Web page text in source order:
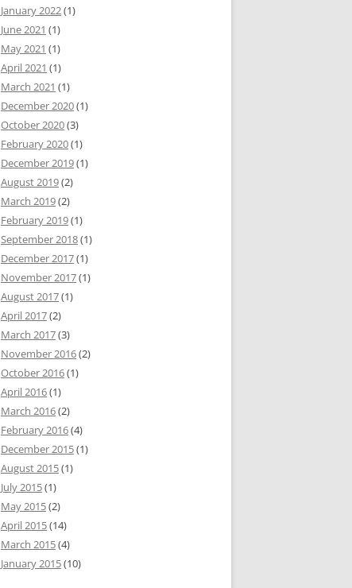
January 2022(1)
June 2021 (1)
May 2021 (1)
April 2021 (1)
March 2021 (1)
December 2020(1)
October 2020(3)
February 2020(1)
December 2019(1)
August 2019(2)
March 2019(2)
February 2019(1)
September 2018(1)
December 2017(1)
November 2017(1)
August 2017(1)
April 2017(2)
March 2017(3)
November 2016(2)
October 2016(1)
April 2016(1)
March 2016(2)
February 2016(4)
December 2015(1)
August 2015(1)
July 2015(1)
May 2015(2)
April 2015(14)
March 2015(4)
January 2015(10)